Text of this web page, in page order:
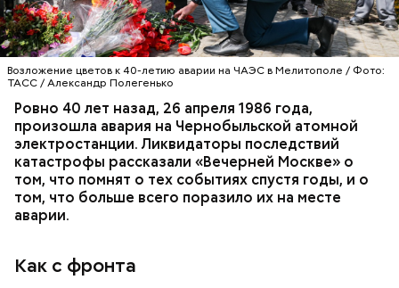
Возложение цветов к 40-летию аварии на ЧАЭС в Мелитополе / Фото:
ТАСС / Александр Полегенько
Ровно 40 лет назад, 26 апреля 1986 года,
произошла авария на Чернобыльской атомной
электростанции. Ликвидаторы последствий
катастрофы рассказали «Вечерней Москве» о
том, что помнят о тех событиях спустя годы, и о
том, что больше всего поразило их на месте
аварии.
Как с фронта
Как рассказывает Житие, преподобный родился в
христианской религией и рано принял решение
посвятить свою жизнь Богу. Целыми днями отрок
Как гласит предание, совершая паломничество в
Иерусалим, Николай Чудотворец по просьбе
отчаявшихся путников молитвой успокоил
разбушевавшееся море.